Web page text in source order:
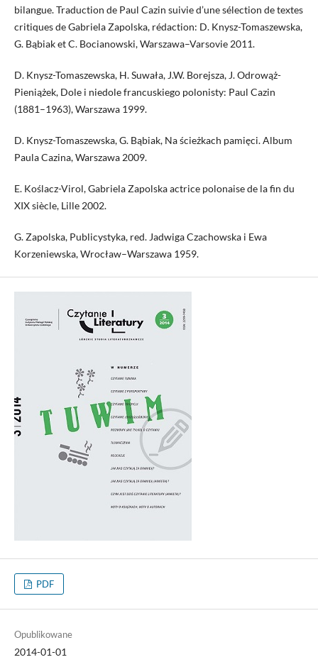
bilangue. Traduction de Paul Cazin suivie d’une sélection de textes
critiques de Gabriela Zapolska, rédaction: D. Knysz-Tomaszewska,
G. Bąbiak et C. Bocianowski, Warszawa–Varsovie 2011.
D. Knysz-Tomaszewska, H. Suwała, J.W. Borejsza, J. Odrowąż-
Pieniążek, Dole i niedole francuskiego polonisty: Paul Cazin
(1881–1963), Warszawa 1999.
D. Knysz-Tomaszewska, G. Bąbiak, Na ścieżkach pamięci. Album
Paula Cazina, Warszawa 2009.
E. Koślacz-Virol, Gabriela Zapolska actrice polonaise de la fin du
XIX siècle, Lille 2002.
G. Zapolska, Publicystyka, red. Jadwiga Czachowska i Ewa
Korzeniewska, Wrocław–Warszawa 1959.
PDF
Opublikowane
2014-01-01